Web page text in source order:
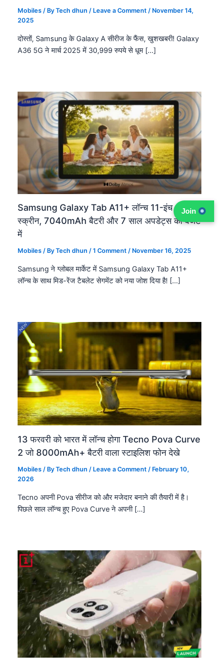
Mobiles / ByTech dhun/ Leave a Comment / November 14,
2025
दोस्तों, Samsung के Galaxy A सीरीज के फैंस, खुशखबरी! Galaxy
A36 5G ने मार्च 2025 में 30,999 रुपये से धूम […]
Samsung Galaxy Tab A11+ लॉन्च 11-इंच 90Hz
स्क्रीन, 7040mAh बैटरी और 7 साल अपडेट्स का बजट
में
Mobiles / ByTech dhun/1 Comment / November 16, 2025
Samsung ने ग्लोबल मार्केट में Samsung Galaxy Tab A11+
लॉन्च के साथ मिड-रेंज टैबलेट सेगमेंट को नया जोश दिया है! […]
13 फरवरी को भारत में लॉन्च होगा Tecno Pova Curve
2 जो 8000mAh+ बैटरी वाला स्टाइलिश फोन देखे
Mobiles / ByTech dhun / Leave a Comment / February 10,
2026
Tecno अपनी Pova सीरीज को और मजेदार बनाने की तैयारी में है।
पिछले साल लॉन्च हुए Pova Curve ने अपनी […]
Join